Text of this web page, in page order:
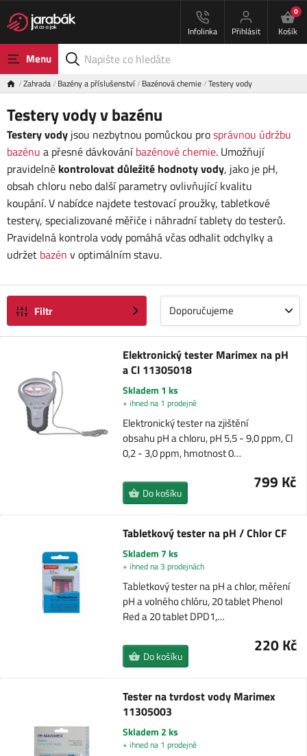
Infolinka Přihlásit
0
Košík
Menu
Zahrada Bazény a příslušenství Bazénová chemie Testery vody
Testery vody v bazénu
Testery vody jsou nezbytnou pomůckou prosprávnou údržbu
bazénu a přesné dávkováníbazénové chemie. Umožňují
pravidelně kontrolovat důležité hodnoty vody, jako je pH,
obsah chloru nebo další parametry ovlivňující kvalitu
koupání. V nabídce najdete testovací proužky, tabletkové
testery, specializované měřiče i náhradní tablety do testerů.
Pravidelná kontrola vody pomáhá včas odhalit odchylky a
udržet bazén v optimálním stavu.
Filtr Doporučujeme
Elektronický tester Marimex na pH
a Cl 11305018
Skladem 1 ks
+ ihned na 1 prodejně
Elektronický tester na zjištění
obsahu pH a chloru, pH 5,5 - 9,0 ppm, Cl
0,2 - 3,0 ppm, hmotnost 0…
799 Kč
Do košíku
Tabletkový tester na pH / Chlor CF
Skladem 7 ks
+ ihned na 3 prodejnách
Tabletkový tester na pH a chlor, měření
pH a volného chlóru, 20 tablet Phenol
Red a 20 tablet DPD1,…
220 Kč
Do košíku
Tester na tvrdost vody Marimex
11305003
Skladem 2 ks
+ ihned na 1 prodejně